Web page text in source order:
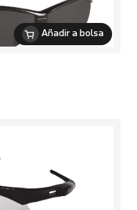
Añadir a bolsa